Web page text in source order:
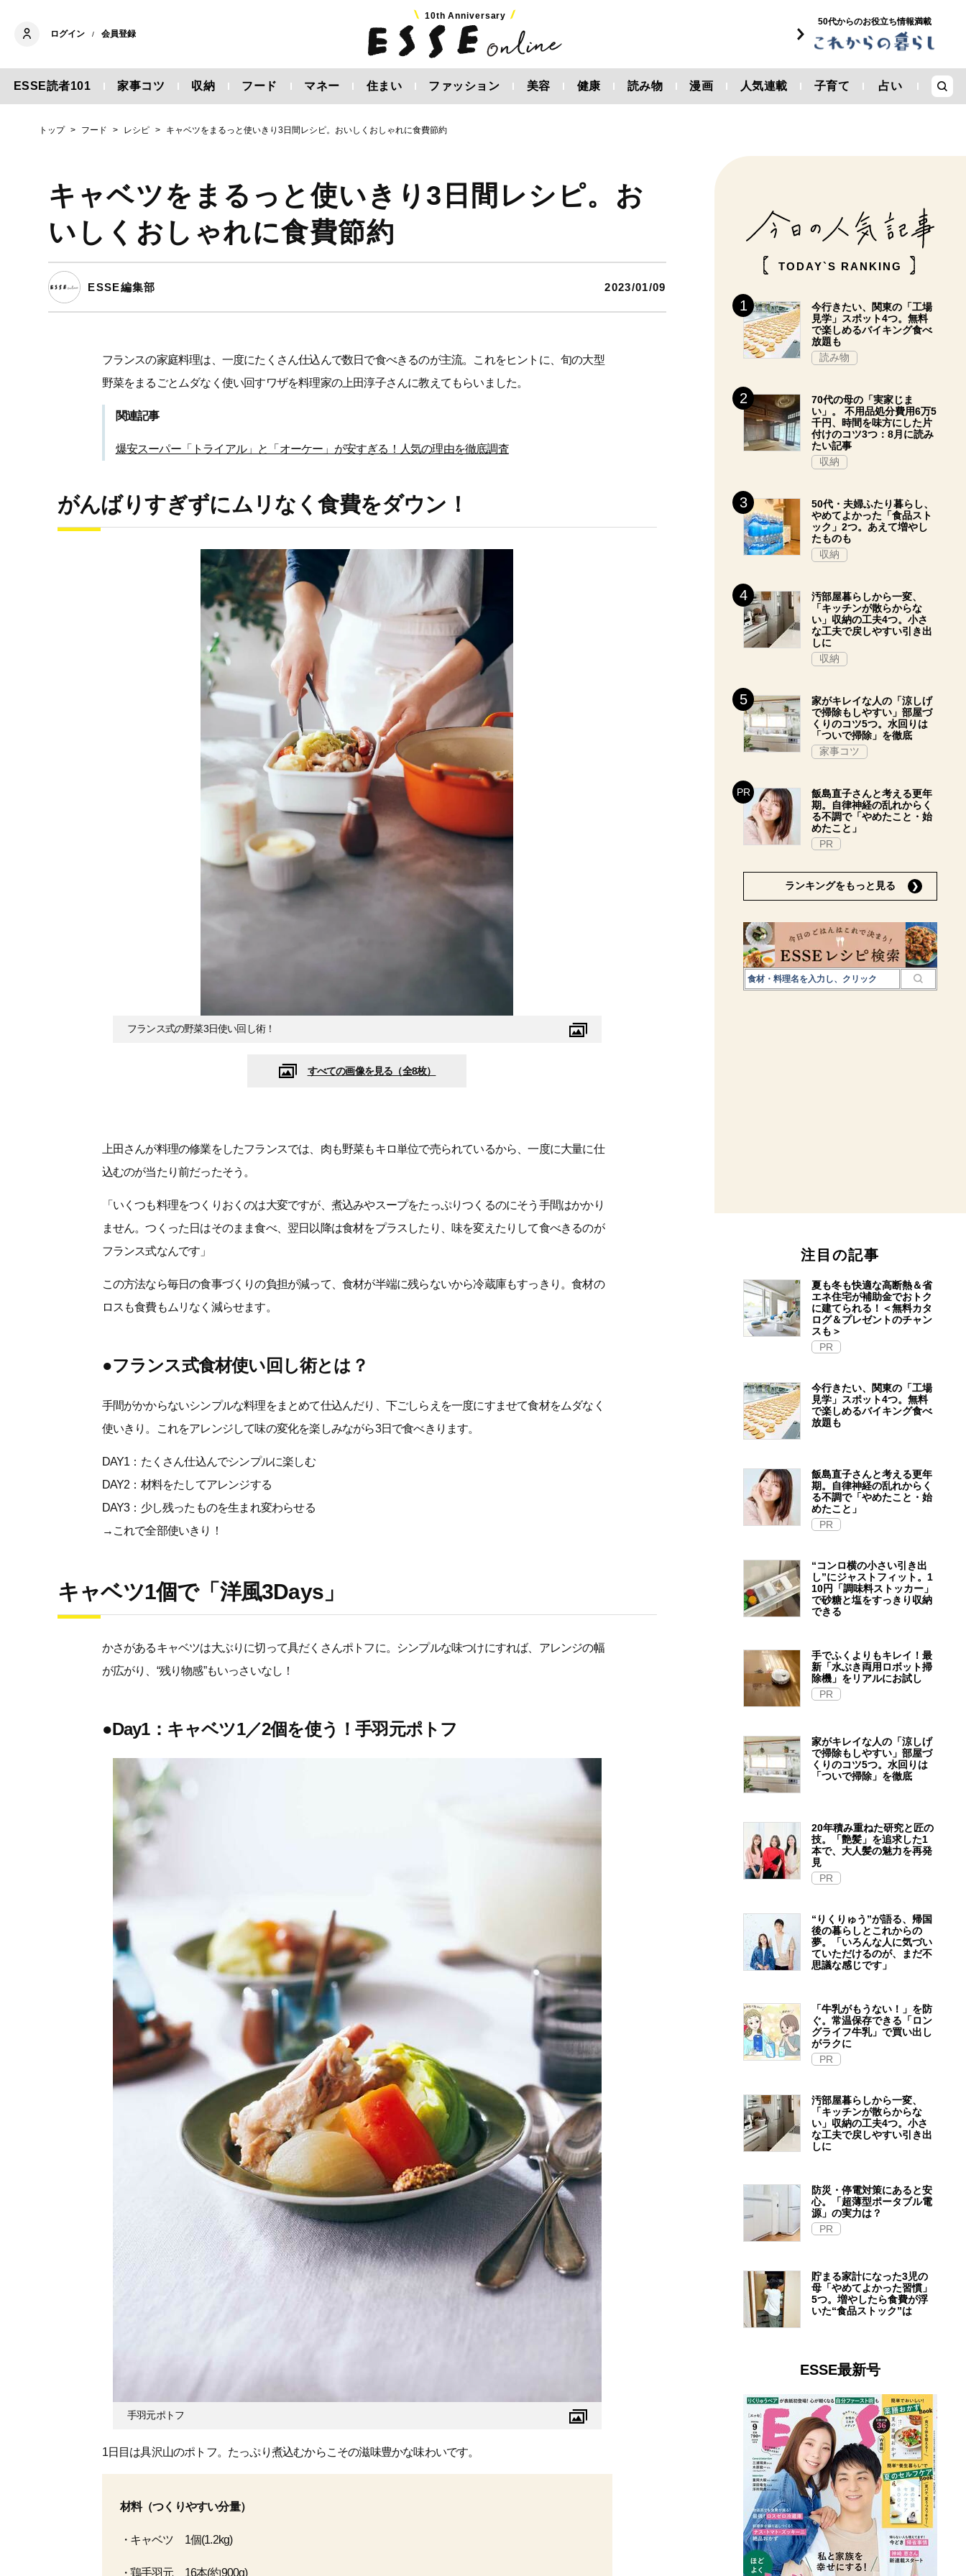
ログイン / 会員登録
10th Anniversary
50代からのお役立ち情報満載
ESSE読者101 家事コツ 収納 フード マネー 住まい ファッション 美容 健康 読み物 漫画 人気連載 子育て 占い
トップ フード レシピ キャベツをまるっと使いきり3日間レシピ。おいしくおしゃれに食費節約
キャベツをまるっと使いきり3日間レシピ。お
いしくおしゃれに食費節約
ESSE編集部 2023/01/09
フランスの家庭料理は、一度にたくさん仕込んで数日で食べきるのが主流。これをヒントに、旬の大型
野菜をまるごとムダなく使い回すワザを料理家の上田淳子さんに教えてもらいました。
関連記事
爆安スーパー「トライアル」と「オーケー」が安すぎる！人気の理由を徹底調査
がんばりすぎずにムリなく食費をダウン！
フランス式の野菜3日使い回し術！
すべての画像を見る（全8枚）
上田さんが料理の修業をしたフランスでは、肉も野菜もキロ単位で売られているから、一度に大量に仕
込むのが当たり前だったそう。
「いくつも料理をつくりおくのは大変ですが、煮込みやスープをたっぷりつくるのにそう手間はかかり
ません。つくった日はそのまま食べ、翌日以降は食材をプラスしたり、味を変えたりして食べきるのが
フランス式なんです」
この方法なら毎日の食事づくりの負担が減って、食材が半端に残らないから冷蔵庫もすっきり。食材の
ロスも食費もムリなく減らせます。
●フランス式食材使い回し術とは？
手間がかからないシンプルな料理をまとめて仕込んだり、下ごしらえを一度にすませて食材をムダなく
使いきり。これをアレンジして味の変化を楽しみながら3日で食べきります。
DAY1：たくさん仕込んでシンプルに楽しむ
DAY2：材料をたしてアレンジする
DAY3：少し残ったものを生まれ変わらせる
→これで全部使いきり！
キャベツ1個で「洋風3Days」
かさがあるキャベツは大ぶりに切って具だくさんポトフに。シンプルな味つけにすれば、アレンジの幅
が広がり、“残り物感”もいっさいなし！
●Day1：キャベツ1／2個を使う！手羽元ポトフ
手羽元ポトフ
1日目は具沢山のポトフ。たっぷり煮込むからこその滋味豊かな味わいです。
材料（つくりやすい分量）
キャベツ 1個(1.2kg)
鶏手羽元 16本(約900g)
TODAY`S RANKING
今行きたい、関東の「工場
見学」スポット4つ。無料
で楽しめるバイキング食べ
放題も
読み物
70代の母の「実家じま
い」。 不用品処分費用6万5
千円、時間を味方にした片
付けのコツ3つ：8月に読み
たい記事
収納
50代・夫婦ふたり暮らし、
やめてよかった「食品スト
ック」2つ。あえて増やし
たものも
収納
汚部屋暮らしから一変、
「キッチンが散らからな
い」収納の工夫4つ。小さ
な工夫で戻しやすい引き出
しに
収納
家がキレイな人の「涼しげ
で掃除もしやすい」部屋づ
くりのコツ5つ。水回りは
「ついで掃除」を徹底
家事コツ
飯島直子さんと考える更年
期。自律神経の乱れからく
る不調で「やめたこと・始
めたこと」
PR
ランキングをもっと見る
注目の記事
夏も冬も快適な高断熱＆省
エネ住宅が補助金でおトク
に建てられる！＜無料カタ
ログ＆プレゼントのチャン
スも＞
PR
今行きたい、関東の「工場
見学」スポット4つ。無料
で楽しめるバイキング食べ
放題も
飯島直子さんと考える更年
期。自律神経の乱れからく
る不調で「やめたこと・始
めたこと」
PR
“コンロ横の小さい引き出
し”にジャストフィット。1
10円「調味料ストッカー」
で砂糖と塩をすっきり収納
できる
手でふくよりもキレイ！最
新「水ぶき両用ロボット掃
除機」をリアルにお試し
PR
家がキレイな人の「涼しげ
で掃除もしやすい」部屋づ
くりのコツ5つ。水回りは
「ついで掃除」を徹底
20年積み重ねた研究と匠の
技。「艶髪」を追求した1
本で、大人髪の魅力を再発
見
PR
“りくりゅう”が語る、帰国
後の暮らしとこれからの
夢。「いろんな人に気づい
ていただけるのが、まだ不
思議な感じです」
「牛乳がもうない！」を防
ぐ。常温保存できる「ロン
グライフ牛乳」で買い出し
がラクに
PR
汚部屋暮らしから一変、
「キッチンが散らからな
い」収納の工夫4つ。小さ
な工夫で戻しやすい引き出
しに
防災・停電対策にあると安
心。「超薄型ポータブル電
源」の実力は？​
PR
貯まる家計になった3児の
母「やめてよかった習慣」
5つ。増やしたら食費が浮
いた“食品ストック”は
ESSE最新号